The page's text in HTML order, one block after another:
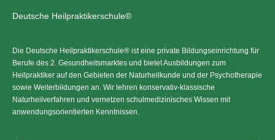
Deutsche Heilpraktikerschule®
Die Deutsche Heilpraktikerschule® ist eine private Bildungseinrichtung für
Berufe des 2. Gesundheitsmarktes und bietet Ausbildungen zum
Heilpraktiker auf den Gebieten der Naturheilkunde und der Psychotherapie
sowie Weiterbildungen an. Wir lehren konservativ-klassische
Naturheilverfahren und vernetzen schulmedizinisches Wissen mit
anwendungsorientierten Kenntnissen.